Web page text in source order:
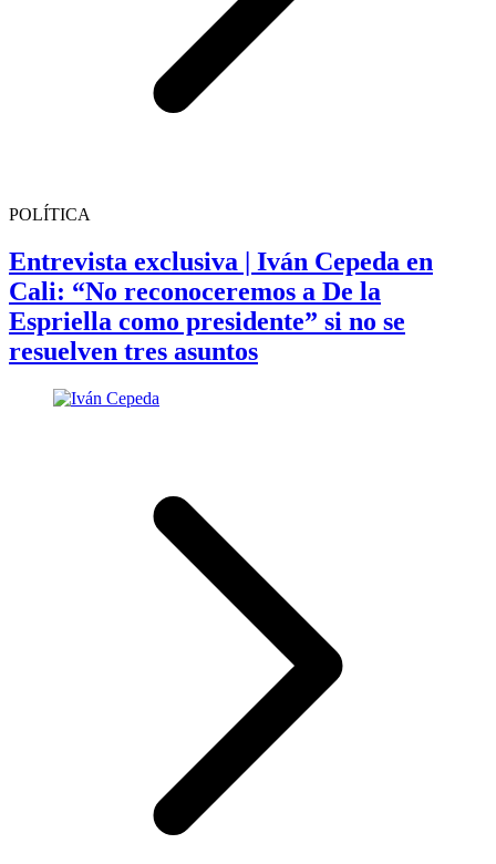
POLÍTICA
Entrevista exclusiva | Iván Cepeda en
Cali: “No reconoceremos a De la
Espriella como presidente” si no se
resuelven tres asuntos